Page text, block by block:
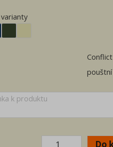
Conflict
pouštní